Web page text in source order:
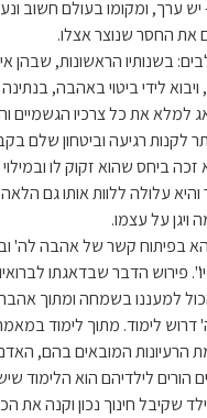
ומקומו בעולם חשוב
את החסר שנוצר אצלו.
בשנותיו הראשונות, שבהן
לידי ביטוי באהבה,
למלא את כל צרכיו הגשמיים
לקנות רגיעה וביטחון שלם
ביחס שהוא זקוק לו
עלולה ללוות אותו גם
ויגן על עצמו.
בפיתוח קשר של אהבה לה'
פירוש הדבר שבדאגתו
למעננו בשמחה ומתוך
דרוש לימוד. מתוך לימוד
המובאים בהם, האדם
הורים לילדיהם הוא
שקיבל חינוך נכון וקנה